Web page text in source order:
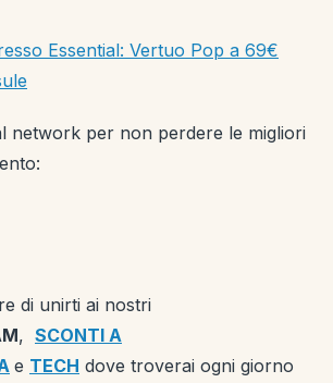
Essential: Vertuo Pop a 69€
network per non perdere le migliori
di unirti ai nostri
, SCONTI A
e TECH dove troverai ogni giorno